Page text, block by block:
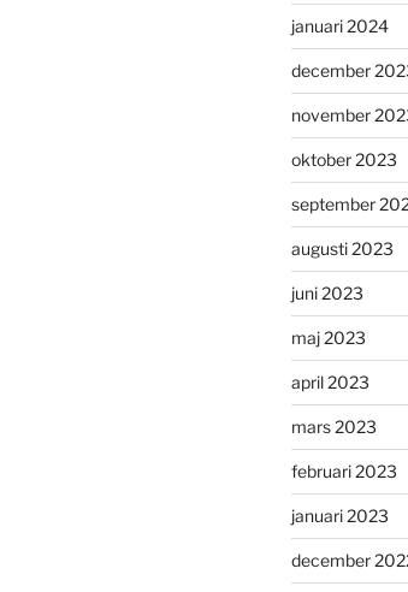
januari 2024
december
november
oktober 2023
september
augusti 2023
juni 2023
maj 2023
april 2023
mars 2023
februari 2023
januari 2023
december